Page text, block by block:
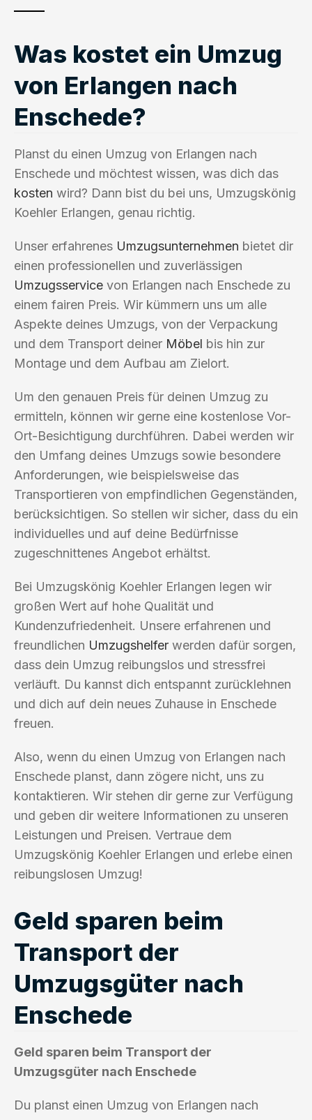
Was kostet ein Umzug
von Erlangen nach
Enschede?
Planst du einen Umzug von Erlangen nach
Enschede und möchtest wissen, was dich das
kosten wird? Dann bist du bei uns, Umzugskönig
Koehler Erlangen, genau richtig.
Unser erfahrenes Umzugsunternehmen bietet dir
einen professionellen und zuverlässigen
Umzugsservice von Erlangen nach Enschede zu
einem fairen Preis. Wir kümmern uns um alle
Aspekte deines Umzugs, von der Verpackung
und dem Transport deiner Möbel bis hin zur
Montage und dem Aufbau am Zielort.
Um den genauen Preis für deinen Umzug zu
ermitteln, können wir gerne eine kostenlose Vor-
Ort-Besichtigung durchführen. Dabei werden wir
den Umfang deines Umzugs sowie besondere
Anforderungen, wie beispielsweise das
Transportieren von empfindlichen Gegenständen,
berücksichtigen. So stellen wir sicher, dass du ein
individuelles und auf deine Bedürfnisse
zugeschnittenes Angebot erhältst.
Bei Umzugskönig Koehler Erlangen legen wir
großen Wert auf hohe Qualität und
Kundenzufriedenheit. Unsere erfahrenen und
freundlichen Umzugshelfer werden dafür sorgen,
dass dein Umzug reibungslos und stressfrei
verläuft. Du kannst dich entspannt zurücklehnen
und dich auf dein neues Zuhause in Enschede
freuen.
Also, wenn du einen Umzug von Erlangen nach
Enschede planst, dann zögere nicht, uns zu
kontaktieren. Wir stehen dir gerne zur Verfügung
und geben dir weitere Informationen zu unseren
Leistungen und Preisen. Vertraue dem
Umzugskönig Koehler Erlangen und erlebe einen
reibungslosen Umzug!
Geld sparen beim
Transport der
Umzugsgüter nach
Enschede
Geld sparen beim Transport der
Umzugsgüter nach Enschede
Du planst einen Umzug von Erlangen nach